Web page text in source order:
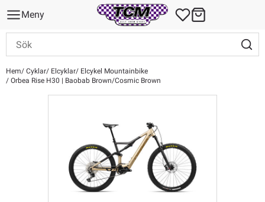
Meny
Hem Cyklar Elcyklar
Elcykel Mountainbike
Orbea Rise H30 | Baobab Brown/Cosmic Brown